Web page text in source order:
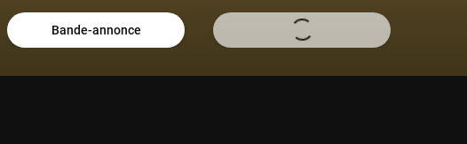
Bande-annonce